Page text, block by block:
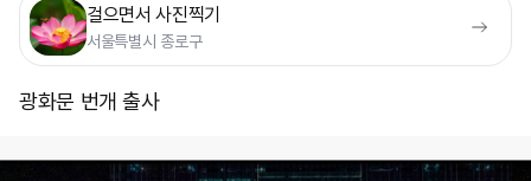
걸으면서 사진찍기
서울특별시 종로구
광화문 번개 출사